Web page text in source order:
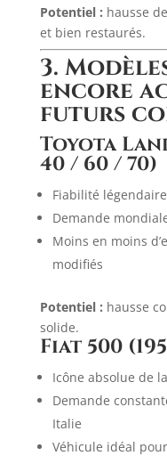
Potentiel : hausse
et bien restaurés.
3.
encore
futurs
Toyota
40 / 60 / 70)
Fiabilité légendaire
Demande
Moins en moins
modifiés
Potentiel : hausse
solide.
Fiat 500
Icône absolue de
Demande
Italie
Véhicule idéal